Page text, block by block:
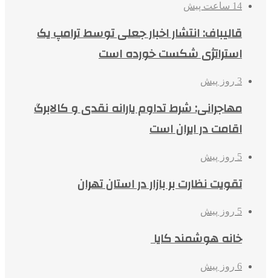
14 ساعت پیش
قالیباف: انتشار اخبار جعلی توسط ترامپ یک
استراتژی شکست خورده است
3 روز پیش
مهاجرانی: شرط تداوم یارانه نقدی و کالابرگ
اقامت در ایران است
5 روز پیش
تقویت نظارت بر بازار در استان تهران
5 روز پیش
خانه هوشمند کایا
6 روز پیش